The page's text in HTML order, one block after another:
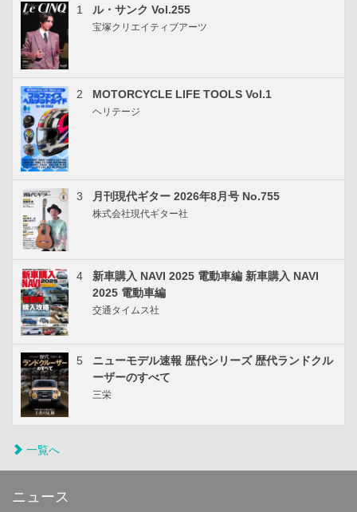
1 ル・サンク Vol.255
宝塚クリエイティブアーツ
2 MOTORCYCLE LIFE TOOLS Vol.1
ヘリテージ
3 月刊現代ギター 2026年8月号 No.755
株式会社現代ギター社
4
新車購入 NAVI 2025 電動車編 新車購入 NAVI
2025 電動車編
交通タイムス社
5
ニューモデル速報 歴代シリーズ 歴代ランドクル
ーザーのすべて
三栄
一覧へ
ニュース